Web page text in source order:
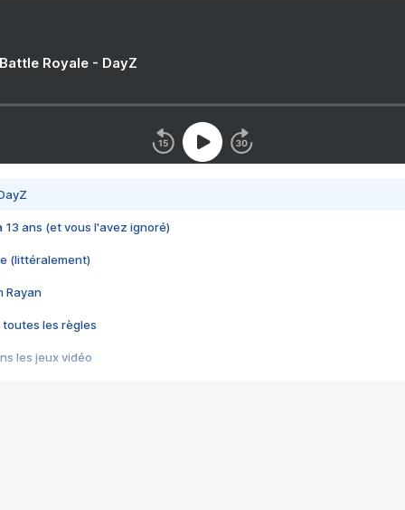
Royale - DayZ
13 ans (et vous l'avez ignoré)
(littéralement)
Rayan
toutes les règles
les jeux vidéo